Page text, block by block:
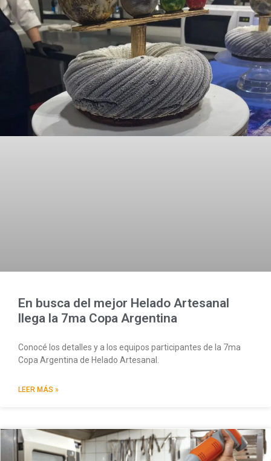
En busca del mejor Helado Artesanal
llega la 7ma Copa Argentina
Conocé los detalles y a los equipos participantes de la 7ma
Copa Argentina de Helado Artesanal.
LEER MÁS »